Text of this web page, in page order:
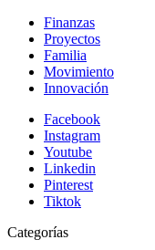
Finanzas
Proyectos
Familia
Movimiento
Innovación
Facebook
Instagram
Youtube
Linkedin
Pinterest
Tiktok
Categorías